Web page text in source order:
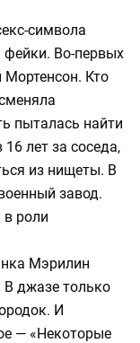
символа
Во-первых
Кто
пыталась найти
лет за соседа,
из нищеты. В
завод.
в роли
Мэрилин
джазе только
И
— «Некоторые